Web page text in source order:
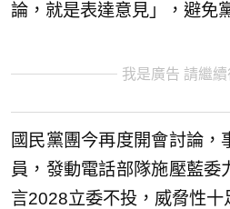
論，就是表達意見」，避免
我是廣告 請繼
國民黨團今再度開會討論，
員，發動電話部隊施壓藍委
言2028立委不投，威脅性